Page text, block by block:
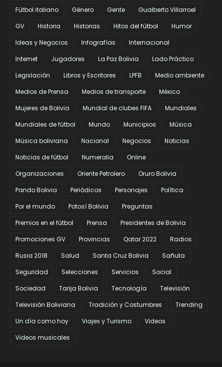
Fútbol italiano
Género Gente
Gualberto Villarroel
GV
Historia Historias Hitos del fútbol
Humor
Ideas y Negocios
Infografías
Internacional
Internet
Jugadores La Paz Bolivia
Lado Práctico
Legislación
Libros y Escritores LPFB
Medio ambiente
Medios de Prensa
Medios de transporte
México
Mujeres de Bolivia
Mundial de clubes FIFA
Mundiales
Mundiales de fútbol
Mundo Municipios
Música
Música boliviana
Nacional Negocios
Noticias
Noticias de fútbol
Numeralia
Online
Organizaciones
Oriente Petrolero
Oruro Bolivia
Pando Bolivia
Periódicos Personajes
Política
Por el mundo
Potosí Bolivia
Preguntas
Premios en el fútbol
Prensa
Presidentes de Bolivia
Promociones GV
Provincias Qatar 2022
Radios
Rusia 2018
Salud Santa Cruz Bolivia
Sañuta
Seguridad
Selecciones Servicios
Social
Sociedad
Tarija Bolivia Tecnología
Televisión
Televisión Boliviana
Tradición y Costumbres
Trending
Un día como hoy
Viajes y Turismo
Videos
Videos musicales